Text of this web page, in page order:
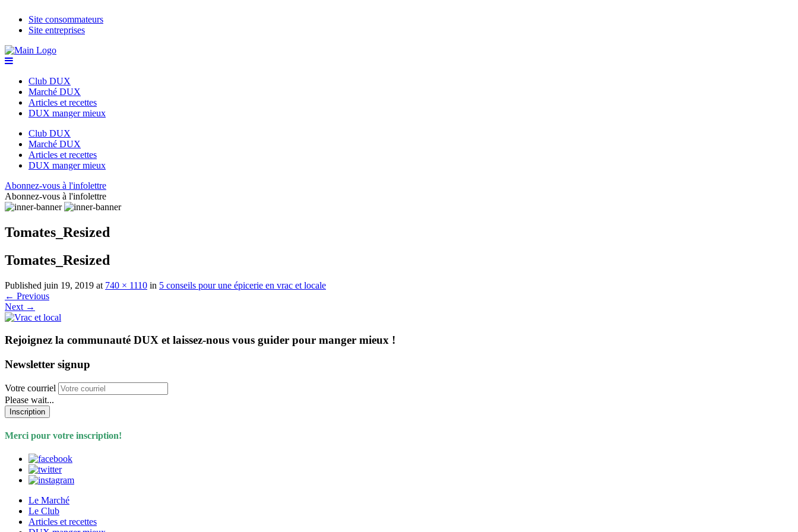
Site consommateurs
Site entreprises
Club DUX
Marché DUX
Articles et recettes
DUX manger mieux
Club DUX
Marché DUX
Articles et recettes
DUX manger mieux
Abonnez-vous à l'infolettre
Abonnez-vous à l'infolettre
Tomates_Resized
Tomates_Resized
Published juin 19, 2019 at 740 × 1110 in 5 conseils pour une épicerie en vrac et locale
← Previous
Next →
Rejoignez la communauté DUX et laissez-nous vous guider pour manger mieux !
Newsletter signup
Votre courriel
Please wait...
Inscription
Merci pour votre inscription!
Le Marché
Le Club
Articles et recettes